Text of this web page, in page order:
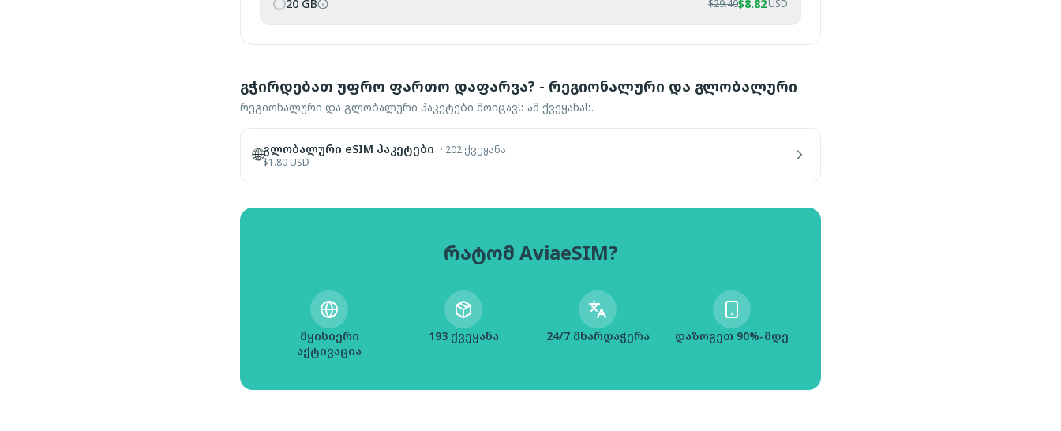
20 GB $29.40$8.82USD
გჭირდებათ უფრო ფართო დაფარვა? - რეგიონალური და გლობალური
რეგიონალური და გლობალური პაკეტები მოიცავს ამ ქვეყანას.
🌐გლობალური eSIM პაკეტები · 202 ქვეყანა
$1.80 USD
რატომ AviaeSIM?
მყისიერი
აქტივაცია
193 ქვეყანა 24/7 მხარდაჭერა დაზოგეთ 90%-მდე